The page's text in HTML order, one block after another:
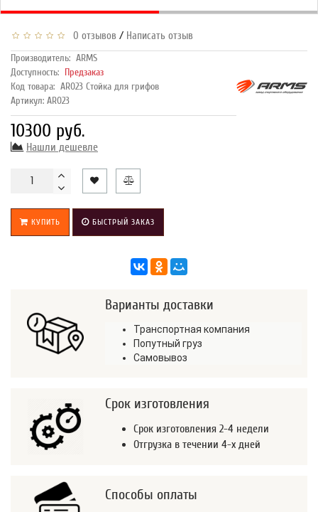
0 отзывов / Написать отзыв
Производитель: ARMS
Доступность: Предзаказ
Код товара: AR023 Стойка для грифов
Артикул: AR023
10300 руб.
Нашли дешевле
КУПИТЬ БЫСТРЫЙ ЗАКАЗ
Варианты доставки
Транспортная компания
Попутный груз
Самовывоз
Срок изготовления
Срок изготовления 2-4 недели
Отгрузка в течении 4-х дней
Способы оплаты